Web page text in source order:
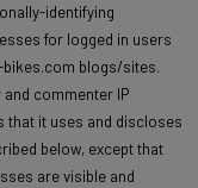
identifying
for logged in users
blogs/sites.
commenter IP
that it uses and discloses
below, except that
are visible and